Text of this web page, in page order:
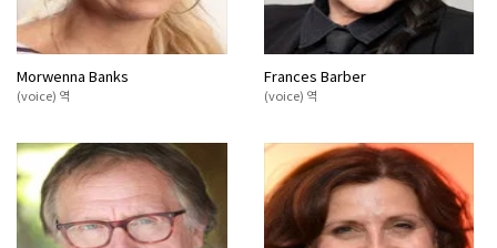
Morwenna Banks
(voice) 역
Frances Barber
(voice) 역